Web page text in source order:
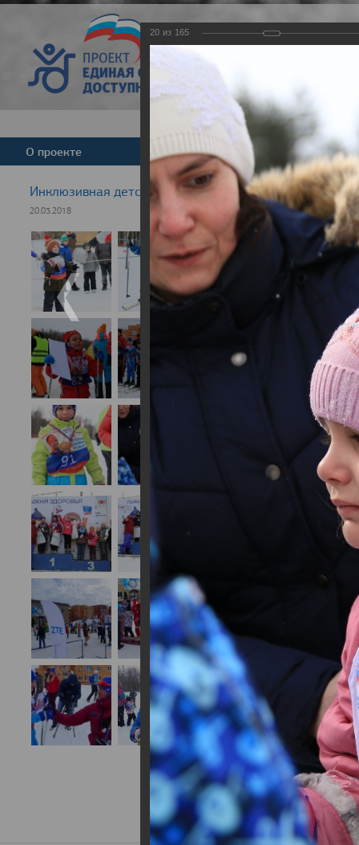
Версия для
О проекте Команда Новости
Инклюзивная детская гонка "Лыжня здоровья" 2018
20.03.2018
20 из 165